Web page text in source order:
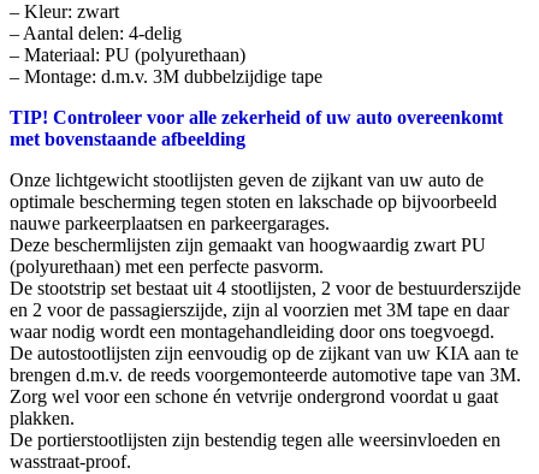
– Kleur: zwart
– Aantal delen: 4-delig
– Materiaal: PU (polyurethaan)
– Montage: d.m.v. 3M dubbelzijdige tape
TIP! Controleer voor alle zekerheid of uw auto overeenkomt
met bovenstaande afbeelding
Onze lichtgewicht stootlijsten geven de zijkant van uw auto de
optimale bescherming tegen stoten en lakschade op bijvoorbeeld
nauwe parkeerplaatsen en parkeergarages.
Deze beschermlijsten zijn gemaakt van hoogwaardig zwart PU
(polyurethaan) met een perfecte pasvorm.
De stootstrip set bestaat uit 4 stootlijsten, 2 voor de bestuurderszijde
en 2 voor de passagierszijde, zijn al voorzien met 3M tape en daar
waar nodig wordt een montagehandleiding door ons toegvoegd.
De autostootlijsten zijn eenvoudig op de zijkant van uw KIA aan te
brengen d.m.v. de reeds voorgemonteerde automotive tape van 3M.
Zorg wel voor een schone én vetvrije ondergrond voordat u gaat
plakken.
De portierstootlijsten zijn bestendig tegen alle weersinvloeden en
wasstraat-proof.